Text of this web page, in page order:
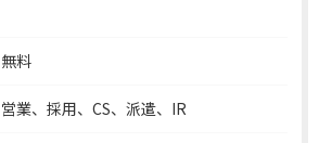
無料
営業、採用、CS、派遣、IR